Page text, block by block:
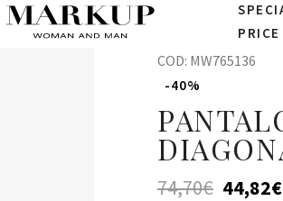
PRICE
COD: MW765136
-40%
74,70€ 44,82€